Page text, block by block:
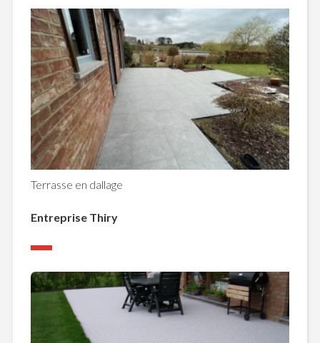
Terrasse en dallage
Entreprise Thiry